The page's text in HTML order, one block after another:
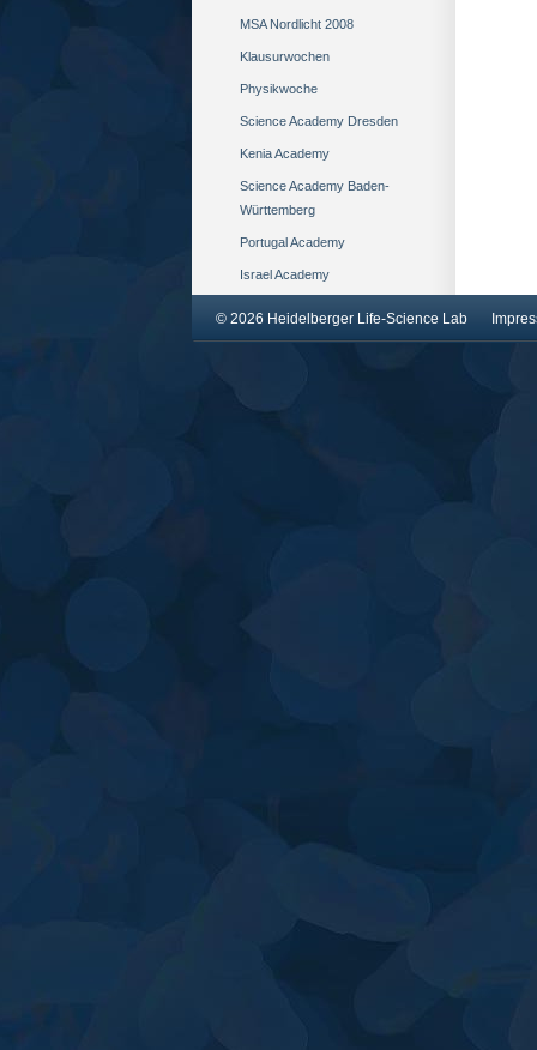
MSA Nordlicht 2008
Klausurwochen
Physikwoche
Science Academy Dresden
Kenia Academy
Science Academy Baden-
Württemberg
Portugal Academy
Israel Academy
© 2026 Heidelberger Life-Science Lab